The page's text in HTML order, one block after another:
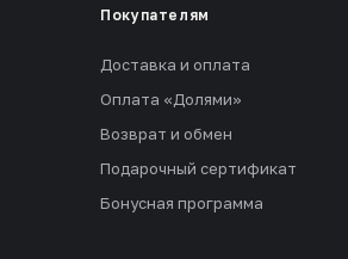
Покупателям
Доставка и оплата
Оплата «Долями»
Возврат и обмен
Подарочный сертификат
Бонусная программа